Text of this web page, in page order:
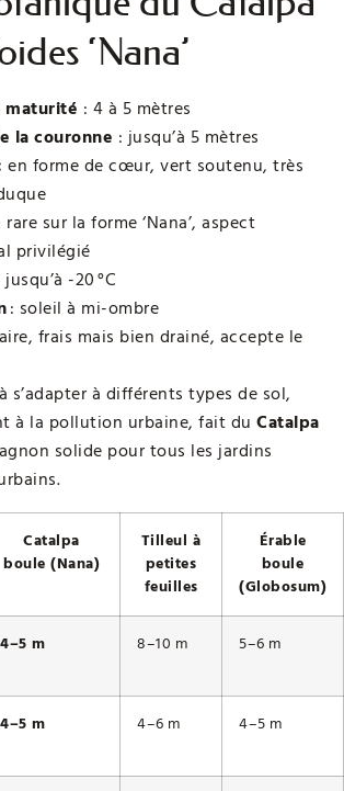
‘Nana’
maturité : 4 à 5 mètres
la couronne : jusqu’à 5 mètres
en forme de cœur, vert soutenu, très
rare sur la forme ‘Nana’, aspect
privilégié
jusqu’à -20 °C
: soleil à mi-ombre
frais mais bien drainé, accepte le
s’adapter à différents types de sol,
à la pollution urbaine, fait du Catalpa
solide pour tous les jardins
Catalpa
boule (Nana)
Tilleul à
petites
feuilles
Érable
boule
(Globosum)
4–5 m 8–10 m 5–6 m
4–5 m 4–6 m 4–5 m